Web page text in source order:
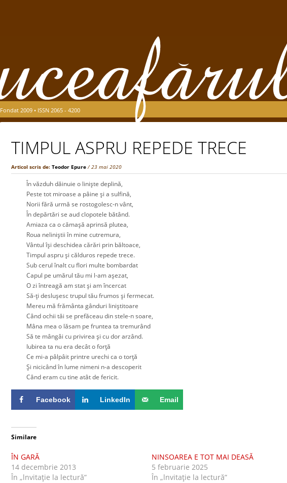
Fondat 2009 • ISSN 2065 - 4200
TIMPUL ASPRU REPEDE TRECE
Articol scris de: Teodor Epure / 23 mai 2020
În văzduh dăinuie o linişte deplină,
Peste tot miroase a pâine şi a sulfină,
Norii fără urmă se rostogolesc-n vânt,
În depărtări se aud clopotele bătând.
Amiaza ca o cămaşă aprinsă plutea,
Roua neliniştii în mine cutremura,
Vântul îşi deschidea cărări prin băltoace,
Timpul aspru şi călduros repede trece.
Sub cerul înalt cu flori multe bombardat
Capul pe umărul tău mi l-am aşezat,
O zi întreagă am stat şi am încercat
Să-ţi desluşesc trupul tău frumos şi fermecat.
Mereu mă frământa gânduri liniştitoare
Când ochii tăi se prefăceau din stele-n soare,
Mâna mea o lăsam pe fruntea ta tremurând
Să te mângâi cu privirea şi cu dor arzând.
Iubirea ta nu era decât o forţă
Ce mi-a pâlpâit printre urechi ca o torţă
Şi nicicând în lume nimeni n-a descoperit
Când eram cu tine atât de fericit.
Facebook LinkedIn Email
Similare
ÎN GARĂ
14 decembrie 2013
În „lnvitaţie la lectură”
NINSOAREA E TOT MAI DEASĂ
5 februarie 2025
În „lnvitaţie la lectură”